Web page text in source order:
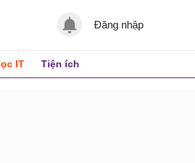
Đăng nhập
IT Tiện ích